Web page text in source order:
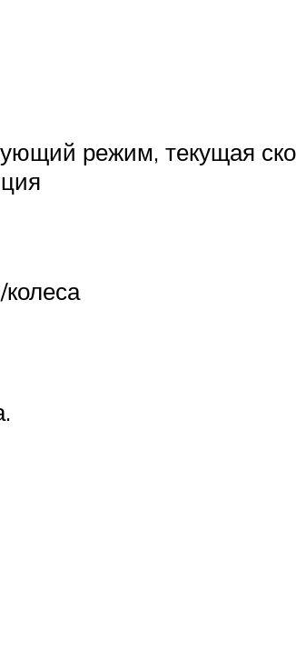
режим, текущая